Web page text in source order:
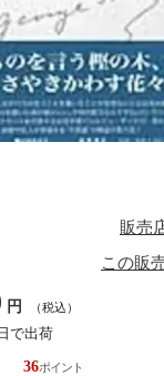
販売
この販
円 （税込）
で出荷
36